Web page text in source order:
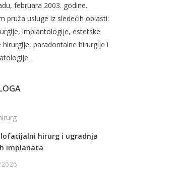
februara 2003. godine.
pruža usluge iz sledećih oblasti:
implantologije, estetske
hirurgije, paradontalne hirurgije i
hirurg i ugradnja
implanata